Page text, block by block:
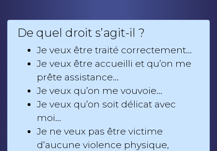
De quel droit s’agit-il ?
Je veux être traité correctement…
Je veux être accueilli et qu’on me
prête assistance…
Je veux qu’on me vouvoie…
Je veux qu’on soit délicat avec
moi…
Je ne veux pas être victime
d’aucune violence physique,